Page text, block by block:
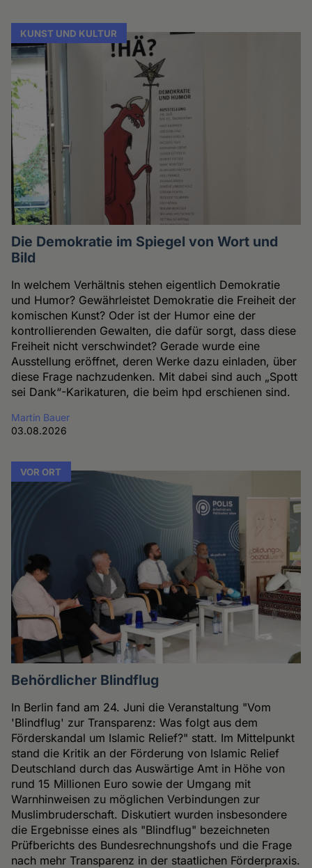
KUNST UND KULTUR
Die Demokratie im Spiegel von Wort und
Bild
In welchem Verhältnis stehen eigentlich Demokratie
und Humor? Gewährleistet Demokratie die Freiheit der
komischen Kunst? Oder ist der Humor eine der
kontrollierenden Gewalten, die dafür sorgt, dass diese
Freiheit nicht verschwindet? Gerade wurde eine
Ausstellung eröffnet, deren Werke dazu einladen, über
diese Frage nachzudenken. Mit dabei sind auch „Spott
sei Dank“-Karikaturen, die beim hpd erschienen sind.
Martin Bauer
03.08.2026
VOR ORT
Behördlicher Blindflug
In Berlin fand am 24. Juni die Veranstaltung "Vom
'Blindflug' zur Transparenz: Was folgt aus dem
Förderskandal um Islamic Relief?" statt. Im Mittelpunkt
stand die Kritik an der Förderung von Islamic Relief
Deutschland durch das Auswärtige Amt in Höhe von
rund 15 Millionen Euro sowie der Umgang mit
Warnhinweisen zu möglichen Verbindungen zur
Muslimbruderschaft. Diskutiert wurden insbesondere
die Ergebnisse eines als "Blindflug" bezeichneten
Prüfberichts des Bundesrechnungshofs und die Frage
nach mehr Transparenz in der staatlichen Förderpraxis.